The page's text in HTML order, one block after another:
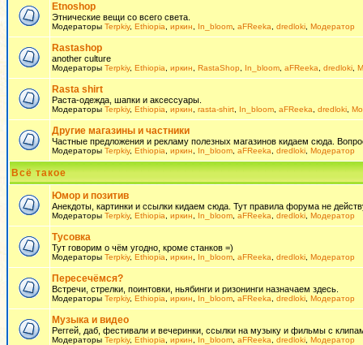
Etnoshop
Этнические вещи со всего света.
Модераторы Terpkiy, Ethiopia иркин In_bloom aFReeka dredloki Модератор
Rastashop
another culture
Модераторы Terpkiy, Ethiopia иркин RastaShop In_bloom aFReeka dredloki
Rasta shirt
Раста-одежда, шапки и аксессуары.
Модераторы Terpkiy, Ethiopia иркин rasta-shirt In_bloom aFReeka dredloki
Другие магазины и частники
Частные предложения и рекламу полезных магазинов кидаем сюда.
Модераторы Terpkiy, Ethiopia иркин In_bloom aFReeka dredloki Модератор
Всё такое
Юмор и позитив
Анекдоты, картинки и ссылки кидаем сюда. Тут правила форума не
Модераторы Terpkiy, Ethiopia иркин In_bloom aFReeka dredloki Модератор
Тусовка
Тут говорим о чём угодно, кроме станков =)
Модераторы Terpkiy, Ethiopia иркин In_bloom aFReeka dredloki Модератор
Пересечёмся?
Встречи, стрелки, поинтовки, ньябинги и ризонинги назначаем здесь.
Модераторы Terpkiy, Ethiopia иркин In_bloom aFReeka dredloki Модератор
Музыка и видео
Реггей, даб, фестивали и вечеринки, ссылки на музыку и фильмы с
Модераторы Terpkiy, Ethiopia иркин In_bloom aFReeka dredloki Модератор